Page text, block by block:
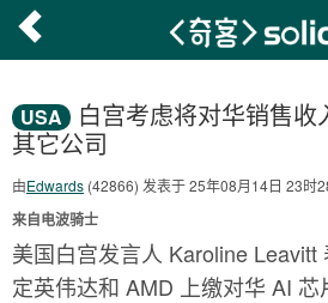
USA
白宫考虑将对华销售
其它公司
由Edwards (42866) 发表于 25年08月14日 23时
来自电波骑士
美国白宫发言人 Karoline Leavitt
定英伟达和 AMD 上缴对华 AI